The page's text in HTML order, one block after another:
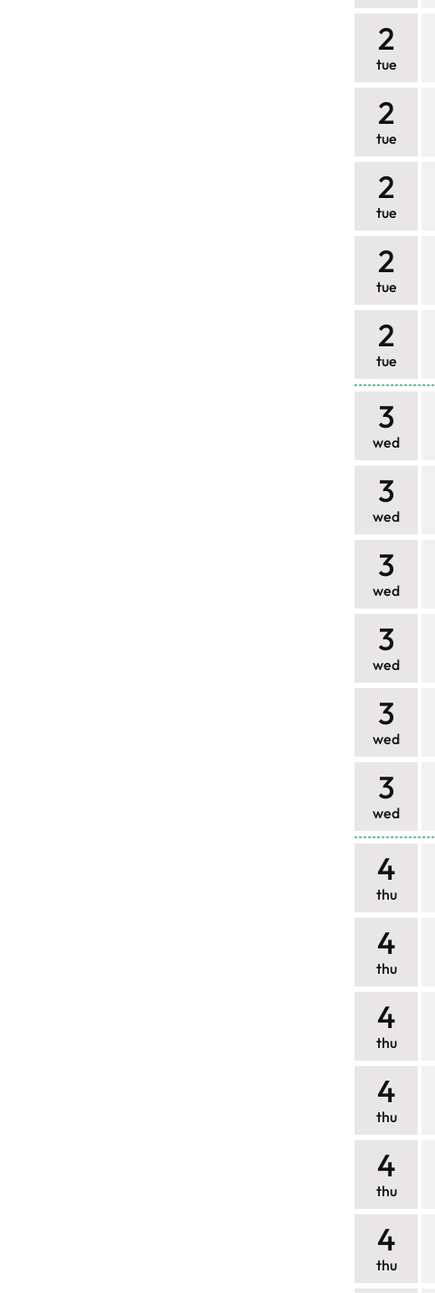
2
tue
2
tue
2
tue
2
tue
2
tue
3
wed
3
wed
3
wed
3
wed
3
wed
3
wed
4
thu
4
thu
4
thu
4
thu
4
thu
4
thu